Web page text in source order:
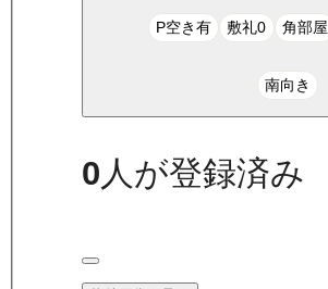
P空き有 敷礼0 角部屋
南向き
0人が登録済み